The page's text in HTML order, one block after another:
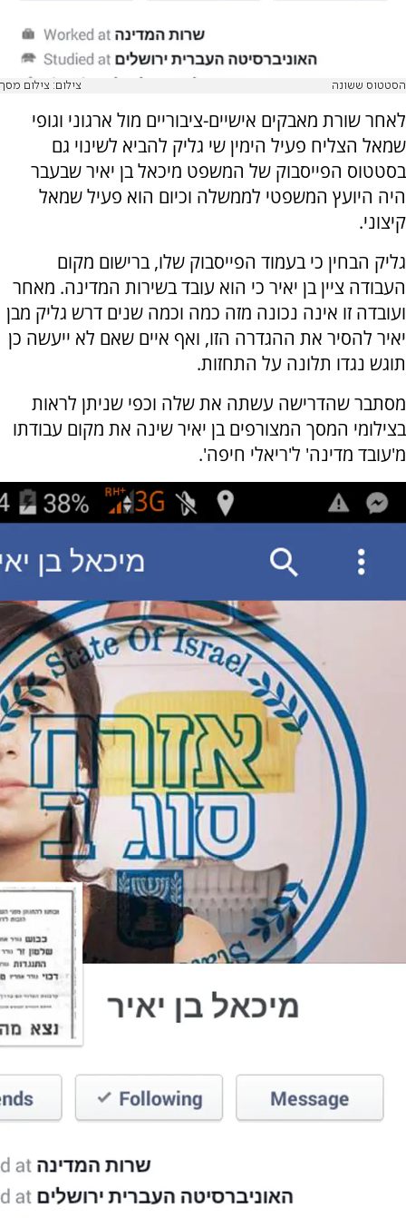
הסטטוס ששונה צילום: צילום מסך
לאחר שורת מאבקים אישיים-ציבוריים מול ארגוני וגופי
שמאל הצליח פעיל הימין שי גליק להביא לשינוי גם
בסטטוס הפייסבוק של המשפט מיכאל בן יאיר שבעבר
היה היועץ המשפטי לממשלה וכיום הוא פעיל שמאל
קיצוני.
גליק הבחין כי בעמוד הפייסבוק שלו, ברישום מקום
העבודה ציין בן יאיר כי הוא עובד בשירות המדינה. מאחר
ועובדה זו אינה נכונה מזה כמה וכמה שנים דרש גליק מבן
יאיר להסיר את ההגדרה הזו, ואף איים שאם לא ייעשה כן
תוגש נגדו תלונה על התחזות.
מסתבר שהדרישה עשתה את שלה וכפי שניתן לראות
בצילומי המסך המצורפים בן יאיר שינה את מקום עבודתו
מ'עובד מדינה' ל'ריאלי חיפה'.